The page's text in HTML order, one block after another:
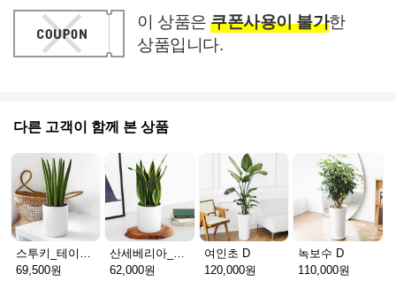
이 상품은 쿠폰사용이 불가한
상품입니다.
다른 고객이 함께 본 상품
스투키_테이블용 D
69,500원
산세베리아_테이블용 H
62,000원
여인초 D
120,000원
녹보수 D
110,000원